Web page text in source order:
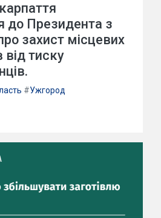
до Президента з
захист місцевих
від тиску
#Ужгород